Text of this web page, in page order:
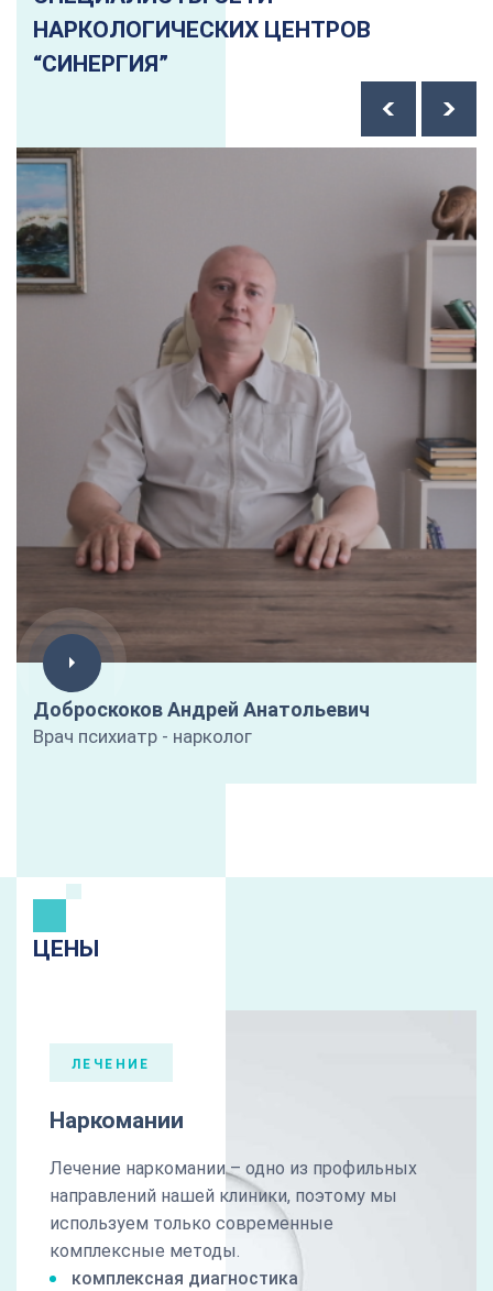
НАРКОЛОГИЧЕСКИХ ЦЕНТРОВ
“СИНЕРГИЯ”
Доброскоков Андрей Анатольевич
Врач психиатр - нарколог
ЦЕНЫ
ЛЕЧЕНИЕ
Наркомании
Лечение наркомании – одно из профильных
направлений нашей клиники, поэтому мы
используем только современные
комплексные методы.
комплексная диагностика